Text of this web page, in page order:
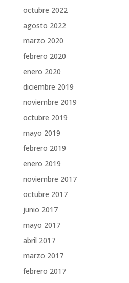
octubre 2022
agosto 2022
marzo 2020
febrero 2020
enero 2020
diciembre 2019
noviembre 2019
octubre 2019
mayo 2019
febrero 2019
enero 2019
noviembre 2017
octubre 2017
junio 2017
mayo 2017
abril 2017
marzo 2017
febrero 2017